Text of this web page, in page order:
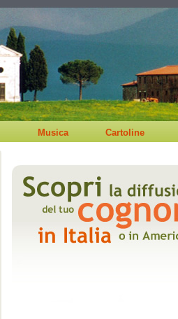
Musica Cartoline